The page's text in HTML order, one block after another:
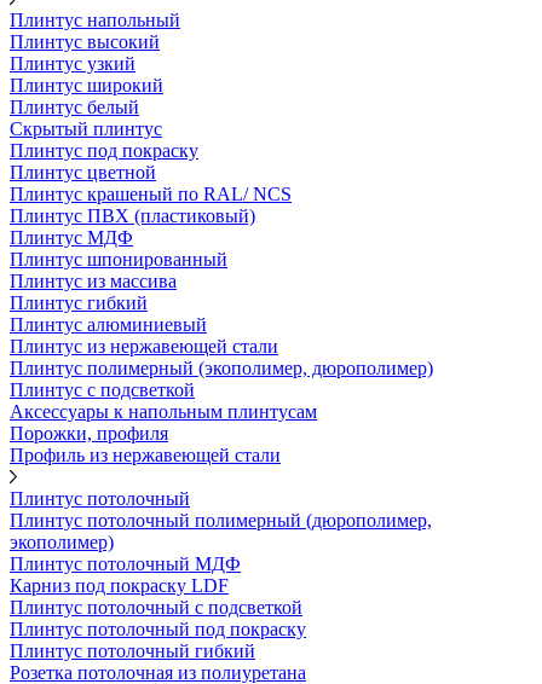
Плинтус напольный
Плинтус высокий
Плинтус узкий
Плинтус широкий
Плинтус белый
Скрытый плинтус
Плинтус под покраску
Плинтус цветной
Плинтус крашеный по RAL/ NCS
Плинтус ПВХ (пластиковый)
Плинтус МДФ
Плинтус шпонированный
Плинтус из массива
Плинтус гибкий
Плинтус алюминиевый
Плинтус из нержавеющей стали
Плинтус полимерный (экополимер, дюрополимер)
Плинтус с подсветкой
Аксессуары к напольным плинтусам
Порожки, профиля
Профиль из нержавеющей стали
Плинтус потолочный
Плинтус потолочный полимерный (дюрополимер,
экополимер)
Плинтус потолочный МДФ
Карниз под покраску LDF
Плинтус потолочный с подсветкой
Плинтус потолочный под покраску
Плинтус потолочный гибкий
Розетка потолочная из полиуретана